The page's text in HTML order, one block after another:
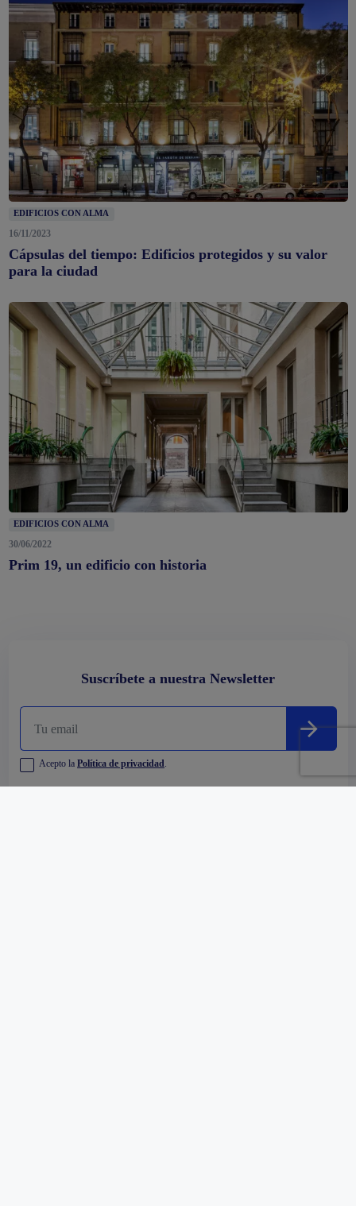
EDIFICIOS CON ALMA
16/11/2023
Cápsulas del tiempo: Edificios protegidos y su valor
para la ciudad
EDIFICIOS CON ALMA
30/06/2022
Prim 19, un edificio con historia
Suscríbete a nuestra Newsletter
Acepto la Política de privacidad.